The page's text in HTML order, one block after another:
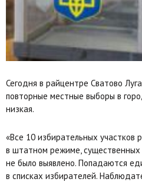
Сегодня в райцентре Сватово
повторные местные выборы в
низкая.
«Все 10 избирательных участков
в штатном режиме,
не было выявлено. Попадаются
в списках избирателей.